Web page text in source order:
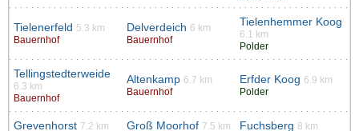
Tielenerfeld 5.3 km
Bauernhof
Delverdeich 6 km
Bauernhof
Tielenhemmer Koog
6.1 km
Polder
Tellingstedterweide
6.3 km
Bauernhof
Altenkamp 6.7 km
Bauernhof
Erfder Koog 6.9 km
Polder
Grevenhorst 7.2 km
Groß Moorhof 7.5 km
Fuchsberg 8 km